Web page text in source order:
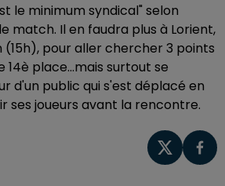
le minimum syndical" selon
match. Il en faudra plus à Lorient,
pour aller chercher 3 points
place...mais surtout se
d'un public qui s'est déplacé en
ses joueurs avant la rencontre.